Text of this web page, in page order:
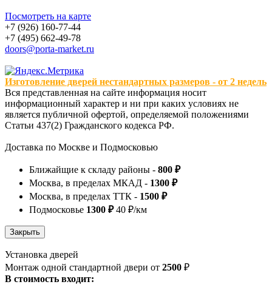
Посмотреть на карте
+7 (926) 160-77-44
+7 (495) 662-49-78
doors@porta-market.ru
Изготовление дверей нестандартных размеров - от 2 недель
Вся представленная на сайте информация носит
информационный характер и ни при каких условиях не
является публичной офертой, определяемой положениями
Статьи 437(2) Гражданского кодекса РФ.
Доставка по Москве и Подмосковью
Ближайщие к складу районы - 800 ₽
Москва, в пределах МКАД - 1300 ₽
Москва, в пределах ТТК - 1500 ₽
Подмосковье 1300 ₽40 ₽/км
Установка дверей
Монтаж одной стандартной двери от 2500 ₽
В стоимость входит: